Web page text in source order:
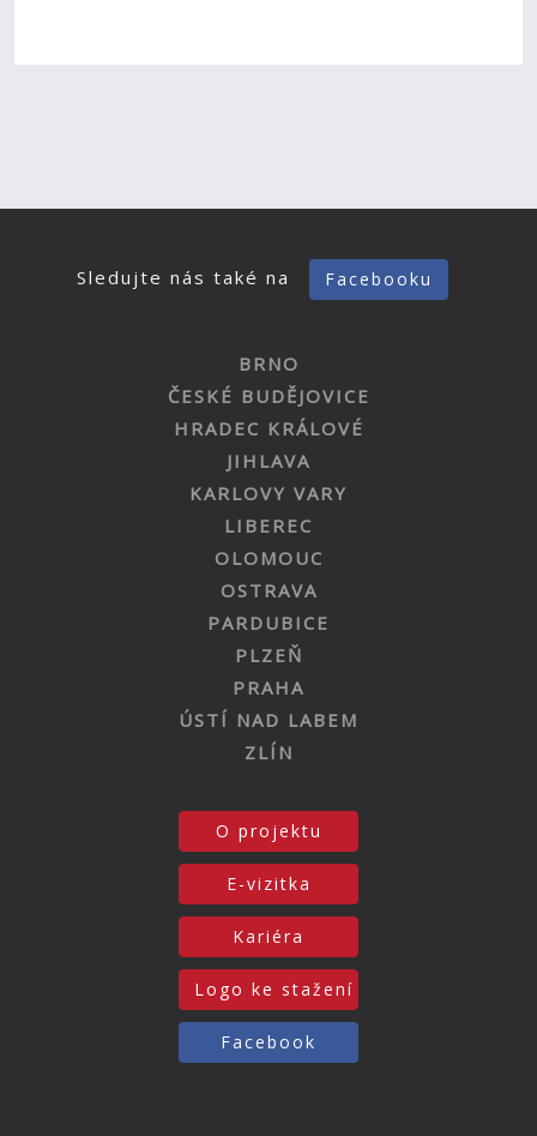
Sledujte nás také na Facebooku
BRNO
ČESKÉ BUDĚJOVICE
HRADEC KRÁLOVÉ
JIHLAVA
KARLOVY VARY
LIBEREC
OLOMOUC
OSTRAVA
PARDUBICE
PLZEŇ
PRAHA
ÚSTÍ NAD LABEM
ZLÍN
O projektu
E-vizitka
Kariéra
Logo ke stažení
Facebook